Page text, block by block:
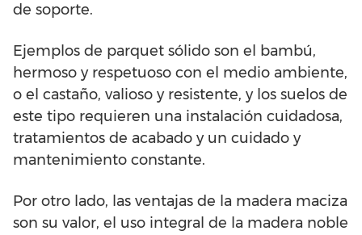
de soporte.
Ejemplos de parquet sólido son el bambú,
hermoso y respetuoso con el medio ambiente,
o el castaño, valioso y resistente, y los suelos de
este tipo requieren una instalación cuidadosa,
tratamientos de acabado y un cuidado y
mantenimiento constante.
Por otro lado, las ventajas de la madera maciza
son su valor, el uso integral de la madera noble